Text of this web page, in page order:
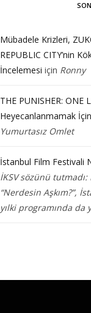
Mübadele Krizleri,
REPUBLIC CITY’nin
İncelemesi için Ronny
THE PUNISHER: ONE
Heyecanlanmamak
Yumurtasız Omlet
İstanbul Film Festivali
İKSV sözünü
“Nerdesin Aşkım?”,
yılki programında da